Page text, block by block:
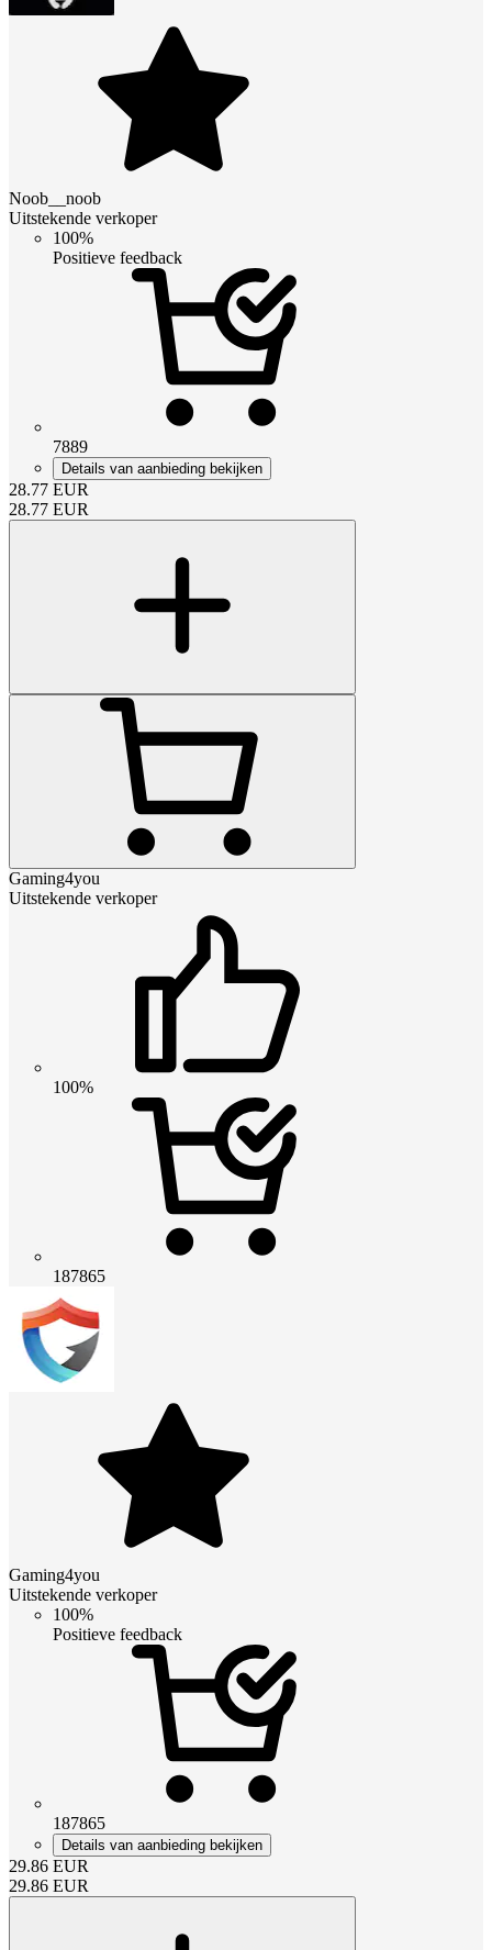
Noob__noob
Uitstekende verkoper
100%
Positieve feedback
7889
Details van aanbieding bekijken
28.77 EUR
28.77 EUR
Gaming4you
Uitstekende verkoper
100%
187865
Gaming4you
Uitstekende verkoper
100%
Positieve feedback
187865
Details van aanbieding bekijken
29.86 EUR
29.86 EUR